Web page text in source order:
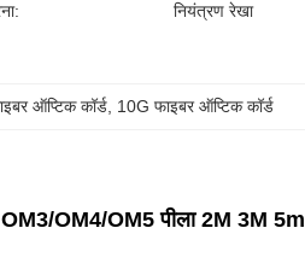
नियंत्रण रेखा
ऑप्टिक कॉर्ड 10G फाइबर ऑप्टिक कॉर्ड
OM4/OM5 पीला 2M 3M 5m